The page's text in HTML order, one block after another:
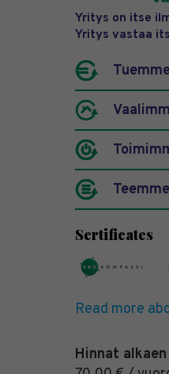
Yritys on itse
Yritys vastaa
Sertificates
Read more
Hinnat alkaen